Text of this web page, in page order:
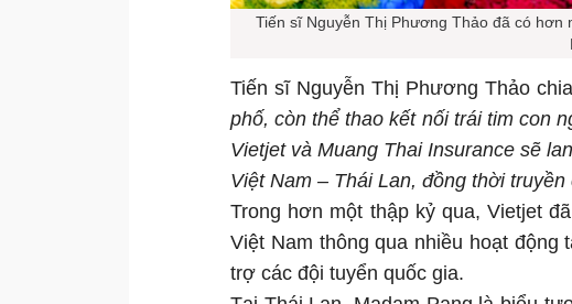
Tiến sĩ Nguyễn Thị Phương Thảo đã có hơn
Tiến sĩ Nguyễn Thị Phương Thảo
phố, còn thể thao kết nối trái tim con
Vietjet và Muang Thai Insurance sẽ
Việt Nam – Thái Lan, đồng thời
Trong hơn một thập kỷ qua, Vietjet
Việt Nam thông qua nhiều hoạt động
trợ các đội tuyển quốc gia.